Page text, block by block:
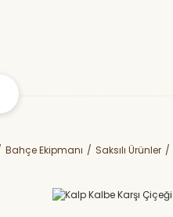
Bahçe Ekipmanı Saksılı Ürünler